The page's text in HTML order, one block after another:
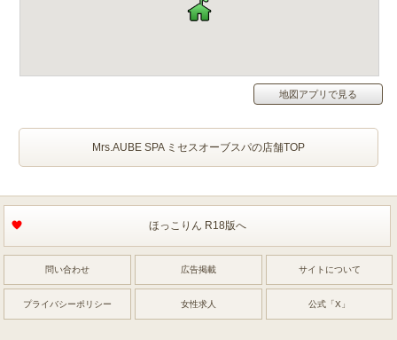
高槻：各線高槻駅より徒歩5分
地図アプリで見る
Mrs.AUBE SPA ミセスオーブスパの店舗TOP
ほっこりん R18版へ
問い合わせ 広告掲載 サイトについて
プライバシーポリシー 女性求人 公式「X」